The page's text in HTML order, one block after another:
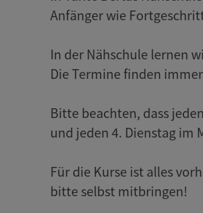
Anfänger wie
In der Nähschule lernen
Die Termine finden
Bitte beachten, dass
und jeden 4. Dienstag im
Für die Kurse ist alles
bitte selbst mitbringen!